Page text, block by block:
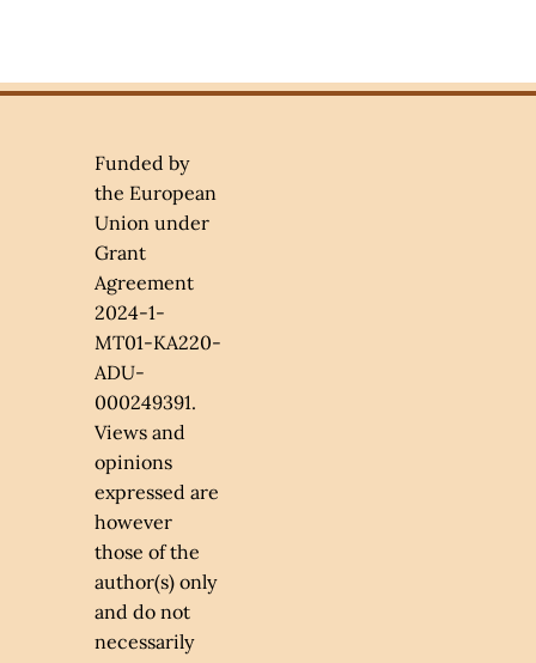
Funded by
the European
Union under
Grant
Agreement
2024-1-
MT01-KA220-
ADU-
000249391.
Views and
opinions
expressed are
however
those of the
author(s) only
and do not
necessarily